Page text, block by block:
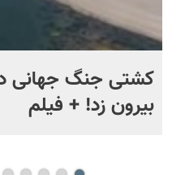
کشتی‌ جنگ جهانی
بیرون زد! + فیلم